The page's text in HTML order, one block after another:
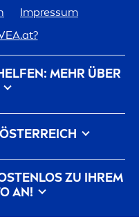
Impressum
.at?
MEHR ÜBER
NIVEAarbeiten
Kontakt
Pickel am Rücken
die Haut
ZU IHREM
AN!